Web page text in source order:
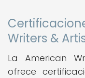
Writers &
La American
ofrece